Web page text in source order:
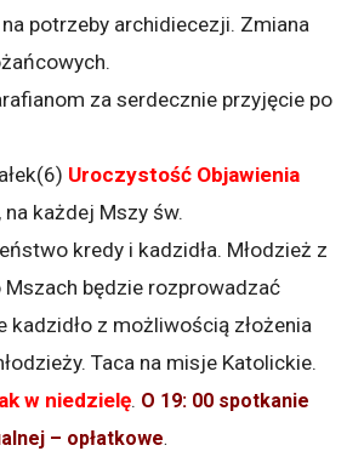
na potrzeby archidiecezji. Zmiana
za serdecznie przyjęcie po
Uroczystość Objawienia
, na każdej Mszy św.
kredy i kadzidła. Młodzież z
Mszach będzie rozprowadzać
kadzidło z możliwością złożenia
Taca na misje Katolickie.
w niedzielę. O 19: 00 spotkanie
– opłatkowe.